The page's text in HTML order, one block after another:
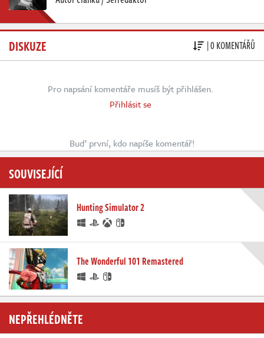
DISKUZE | 0 KOMENTÁŘŮ
Pro napsání komentáře musíš být přihlášen.
Přihlásit se
Buď první, kdo napíše komentář!
SOUVISEJÍCÍ
Hunting Simulator 2
The Wonderful 101 Remastered
NEPŘEHLÉDNĚTE